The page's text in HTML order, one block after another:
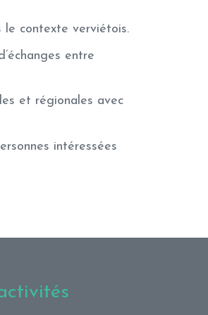
le contexte verviétois.
entre
et régionales avec
intéressées